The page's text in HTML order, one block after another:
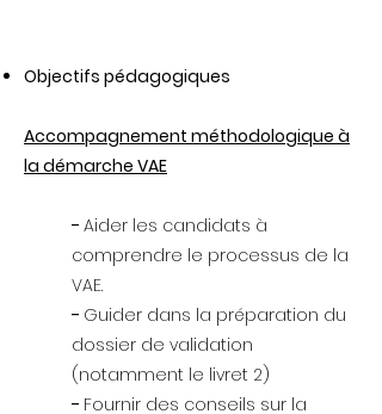
Objectifs pédagogiques
Accompagnement méthodologique à
la démarche VAE
- Aider les candidats à
comprendre le processus de la
VAE.
- Guider dans la préparation du
dossier de validation
(notamment le livret 2)
- Fournir des conseils sur la